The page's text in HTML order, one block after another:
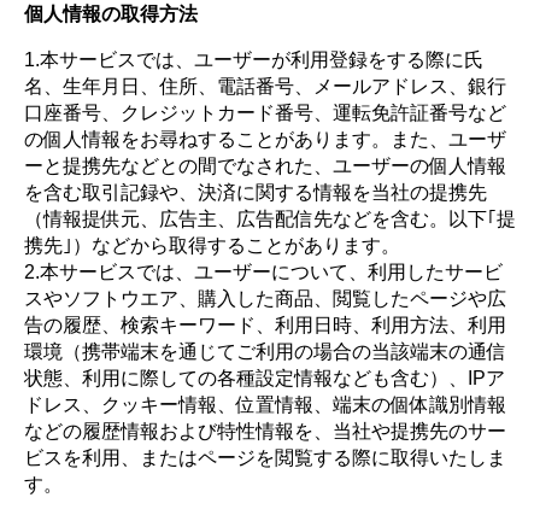
個人情報の取得方法
1.本サービスでは、ユーザーが利用登録をする際に氏
名、生年月日、住所、電話番号、メールアドレス、銀行
口座番号、クレジットカード番号、運転免許証番号など
の個人情報をお尋ねすることがあります。また、ユーザ
ーと提携先などとの間でなされた、ユーザーの個人情報
を含む取引記録や、決済に関する情報を当社の提携先
（情報提供元、広告主、広告配信先などを含む。以下｢提
携先｣）などから取得することがあります。
2.本サービスでは、ユーザーについて、利用したサービ
スやソフトウエア、購入した商品、閲覧したページや広
告の履歴、検索キーワード、利用日時、利用方法、利用
環境（携帯端末を通じてご利用の場合の当該端末の通信
状態、利用に際しての各種設定情報なども含む）、IPア
ドレス、クッキー情報、位置情報、端末の個体識別情報
などの履歴情報および特性情報を、当社や提携先のサー
ビスを利用、またはページを閲覧する際に取得いたしま
す。